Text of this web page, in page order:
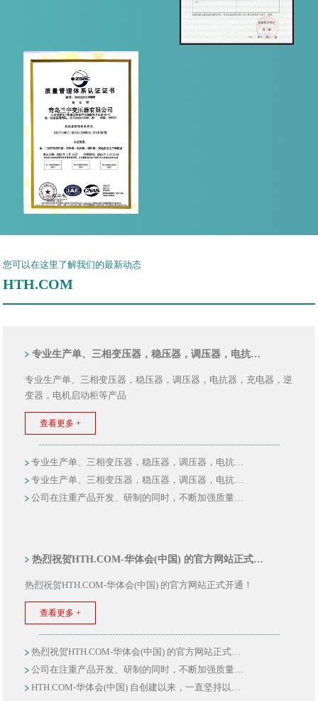
您可以在这里了解我们的最新动态
HTH.COM
专业生产单、三相变压器，稳压器，调压器，电抗…
专业生产单、三相变压器，稳压器，调压器，电抗器，充电器，逆
变器，电机启动柜等产品
查看更多 +
专业生产单、三相变压器，稳压器，调压器，电抗…
专业生产单、三相变压器，稳压器，调压器，电抗…
公司在注重产品开发、研制的同时，不断加强质量…
热烈祝贺HTH.COM-华体会(中国) 的官方网站正式…
热烈祝贺HTH.COM-华体会(中国) 的官方网站正式开通！
查看更多 +
热烈祝贺HTH.COM-华体会(中国) 的官方网站正式…
公司在注重产品开发、研制的同时，不断加强质量…
HTH.COM-华体会(中国) 自创建以来，一直坚持以…